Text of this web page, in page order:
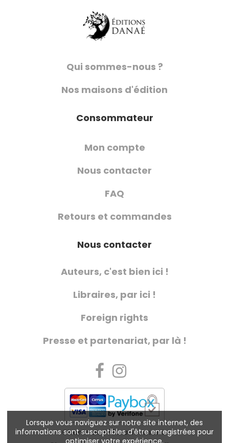
Lorsque vous naviguez sur notre site internet, des
informations sont susceptibles d'être enregistrées pour
Qui sommes-nous ?
Nos maisons d'édition
Consommateur
Mon compte
Nous contacter
FAQ
Retours et commandes
Nous contacter
Auteurs, c'est bien ici !
Libraires, par ici !
Foreign rights
Presse et partenariat, par là !
Charte de référencement